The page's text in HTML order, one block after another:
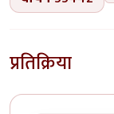
प्रतिक्रिया